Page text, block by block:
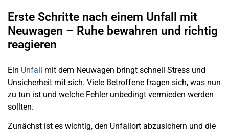
Erste Schritte nach einem Unfall mit
Neuwagen – Ruhe bewahren und richtig
reagieren
Ein Unfall mit dem Neuwagen bringt schnell Stress und
Unsicherheit mit sich. Viele Betroffene fragen sich, was nun
zu tun ist und welche Fehler unbedingt vermieden werden
sollten.
Zunächst ist es wichtig, den Unfallort abzusichern und die